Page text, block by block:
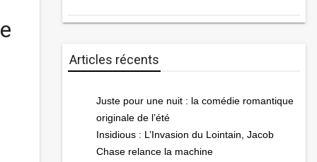
Articles récents
Juste pour une nuit : la comédie romantique
originale de l’été
Insidious : L’Invasion du Lointain, Jacob
Chase relance la machine